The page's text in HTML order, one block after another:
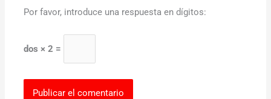
Por favor, introduce una respuesta en dígitos:
dos × 2 =